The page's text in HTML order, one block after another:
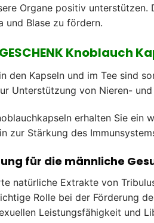
Organe positiv
und Blase zu fördern.
Knoblauch
den Kapseln und im Tee sind
Unterstützung von Nieren-
erhalten Sie ein
zur Stärkung des
für die männliche
natürliche Extrakte von
Rolle bei der Förderung
Leistungsfähigkeit und